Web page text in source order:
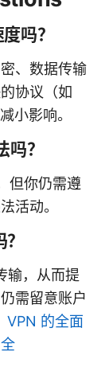
吗？
、数据传输
协议（如
小影响。
？
但你仍需遵
活动。
输，从而提
需留意账户
VPN 的全面